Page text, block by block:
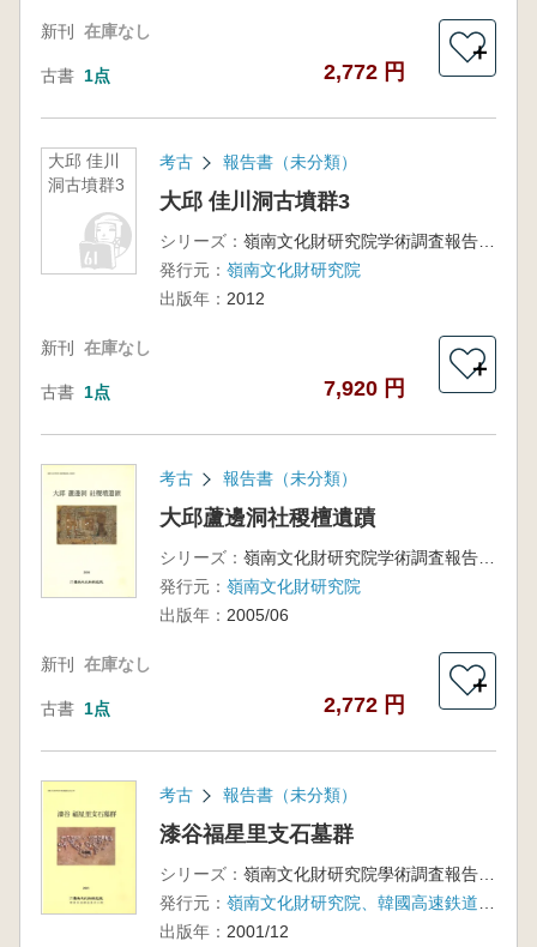
新刊 在庫なし
古書 1点 2,772 円
＋
大邱 佳川
洞古墳群3
考古 報告書（未分類）
大邱 佳川洞古墳群3
シリーズ：
嶺南文化財研究院学術調査報告203
発行元： 嶺南文化財研究院
出版年： 2012
新刊 在庫なし
古書 1点 7,920 円
＋
考古 報告書（未分類）
大邱蘆邊洞社稷檀遺蹟
シリーズ：
嶺南文化財研究院学術調査報告第86冊
発行元： 嶺南文化財研究院
出版年： 2005/06
新刊 在庫なし
古書 1点 2,772 円
＋
考古 報告書（未分類）
漆谷福星里支石墓群
シリーズ：
嶺南文化財研究院學術調査報告第37冊
発行元：
出版年： 2001/12